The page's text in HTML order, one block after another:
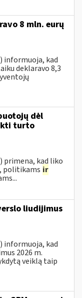
8 mln. eurų
informuoja, kad
deklaravo 8,3
dėl
turto
primena, kad liko
politikams ir
liudijimus
informuoja, kad
2026 m.
veiklą taip